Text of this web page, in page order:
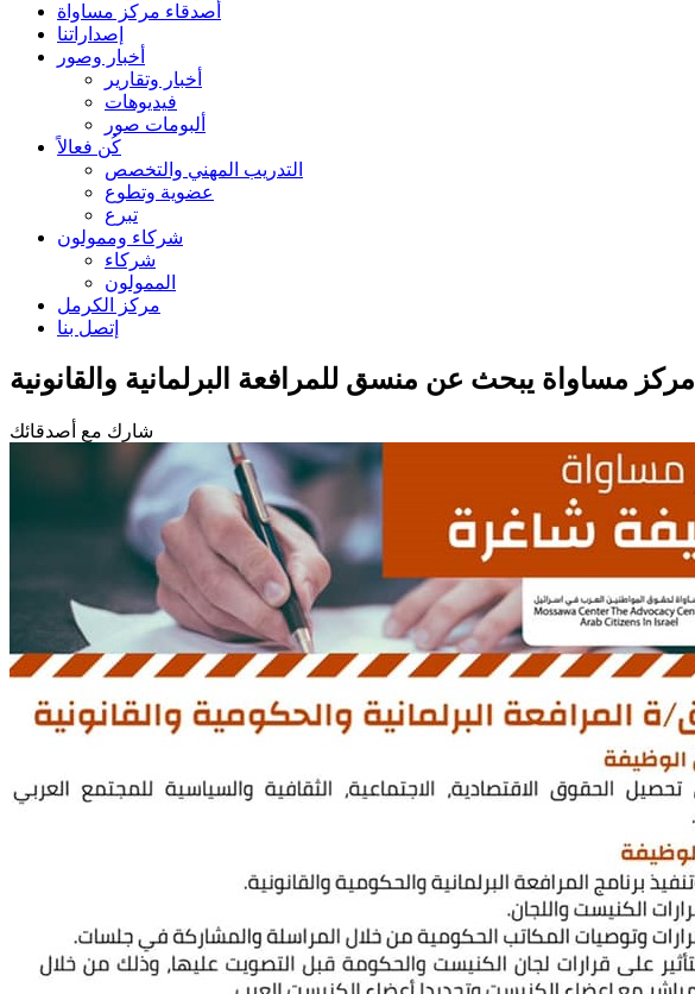
أصدقاء مركز مساواة
إصداراتنا
أخبار وصور
أخبار وتقارير
فيديوهات
ألبومات صور
كُن فعالاً
التدريب المهني والتخصص
عضوية وتطوع
تبرع
شركاء وممولون
شركاء
الممولون
مركز الكرمل
إتصل بنا
مركز مساواة يبحث عن منسق للمرافعة البرلمانية والقانونية
شارك مع أصدقائك